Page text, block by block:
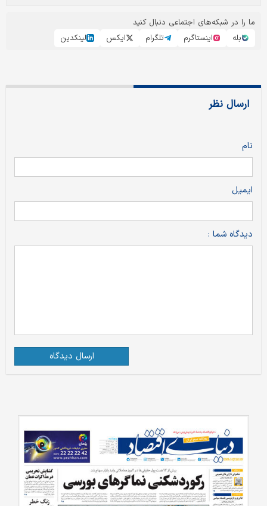
ما را در شبکه‌های اجتماعی دنبال کنید
بله
اینستاگرم تلگرام ایکس لینکدین
ارسال نظر
نام
ایمیل
دیدگاه شما :
ارسال دیدگاه